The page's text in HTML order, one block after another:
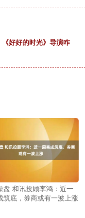
好好的时光》导演咋
盘 和讯投顾李鸿：近一
筑底，券商或有一波上涨